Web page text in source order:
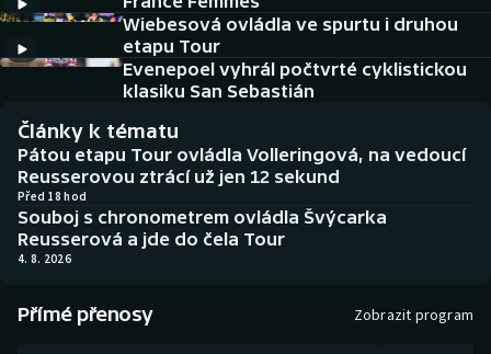
DALŠÍ SPORTY
Americký fotbal
Baseball a softbal
Basketbal
Biatlon
NEPŘEHLÉDNĚTE
Soutěže
Historické návraty
Aplikace ČT sport
Wiebesová ovládla ve spurtu i druhou
etapu Tour
Evenepoel vyhrál počtvrté cyklistickou
klasiku San Sebastián
Články k tématu
Pátou etapu Tour ovládla Volleringová, na vedoucí
Reusserovou ztrácí už jen 12 sekund
Před 18 hod
Souboj s chronometrem ovládla Švýcarka
Reusserová a jde do čela Tour
4. 8. 2026
Přímé přenosy Zobrazit program